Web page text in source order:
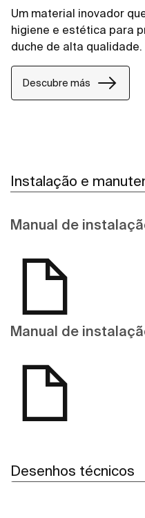
Um material inovador
higiene e estética para
duche de alta qualidade.
Descubre más
Instalação e
Manual de
Manual de
Desenhos técnicos